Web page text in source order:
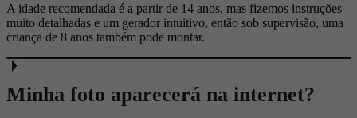
A idade recomendada é a partir de 14 anos, mas fizemos instruções
muito detalhadas e um gerador intuitivo, então sob supervisão, uma
criança de 8 anos também pode montar.
Minha foto aparecerá na internet?